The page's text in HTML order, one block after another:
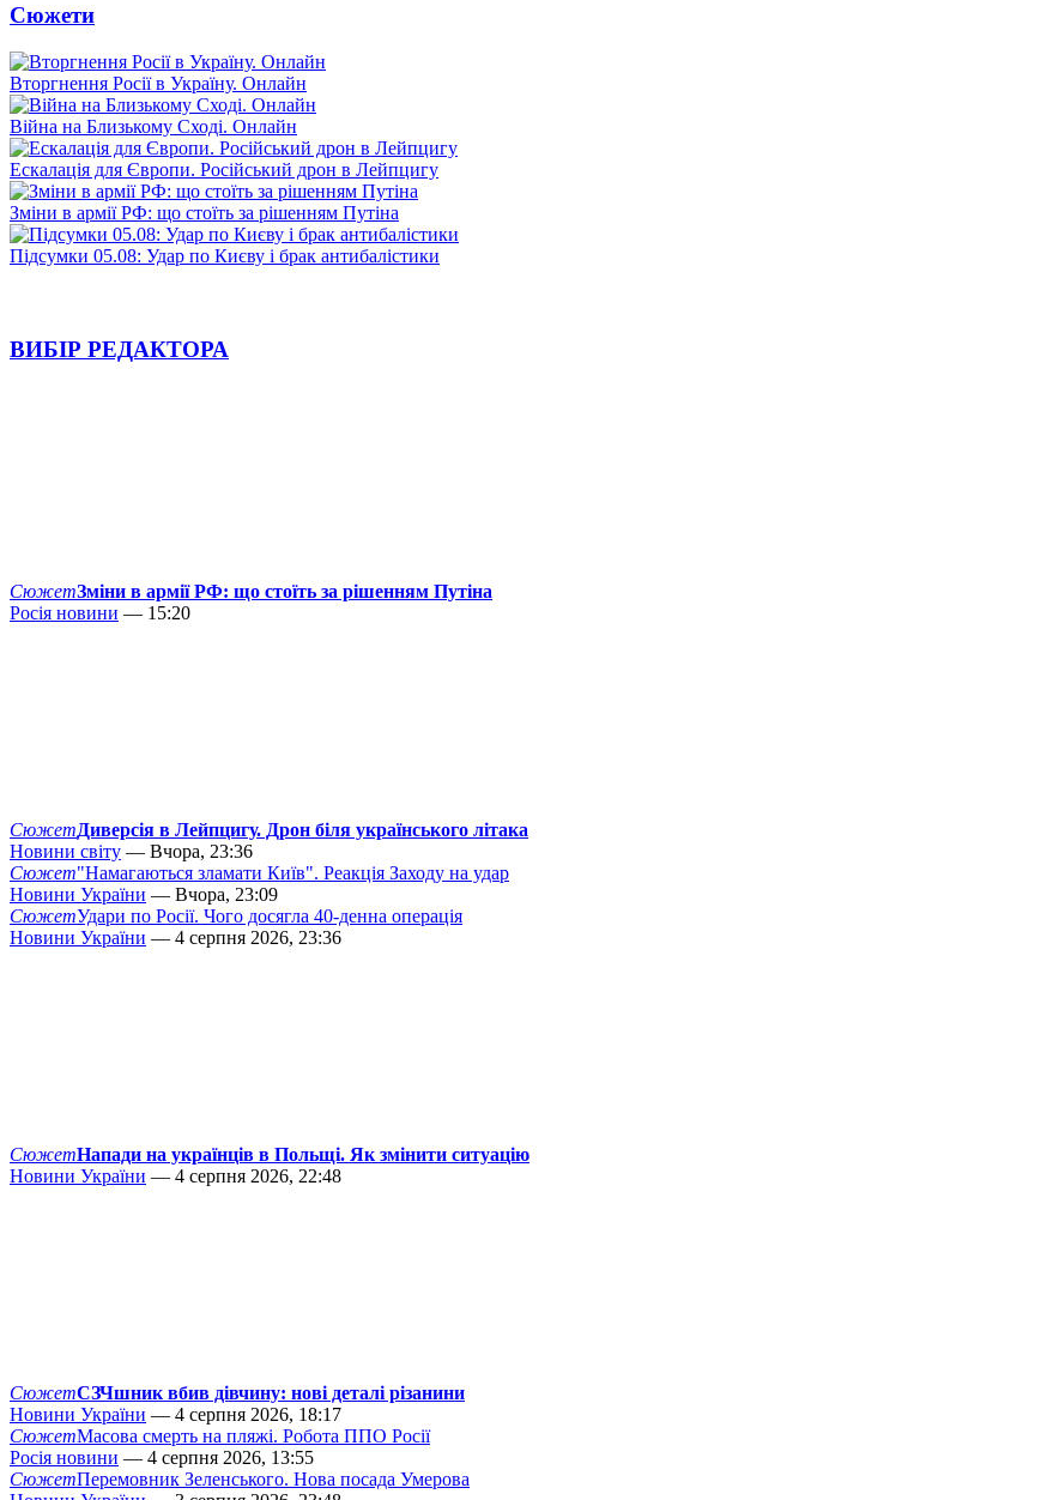
Сюжети
Вторгнення Росії в Україну. Онлайн
Війна на Близькому Сході. Онлайн
Ескалація для Європи. Російський дрон в Лейпцигу
Зміни в армії РФ: що стоїть за рішенням Путіна
Підсумки 05.08: Удар по Києву і брак антибалістики
ВИБІР РЕДАКТОРА
СюжетЗміни в армії РФ: що стоїть за рішенням Путіна
Росія новини — 15:20
СюжетДиверсія в Лейпцигу. Дрон біля українського літака
Новини світу — Вчора, 23:36
Сюжет"Намагаються зламати Київ". Реакція Заходу на удар
Новини України — Вчора, 23:09
СюжетУдари по Росії. Чого досягла 40-денна операція
Новини України — 4 серпня 2026, 23:36
СюжетНапади на українців в Польщі. Як змінити ситуацію
Новини України — 4 серпня 2026, 22:48
СюжетСЗЧшник вбив дівчину: нові деталі різанини
Новини України — 4 серпня 2026, 18:17
СюжетМасова смерть на пляжі. Робота ППО Росії
Росія новини — 4 серпня 2026, 13:55
СюжетПеремовник Зеленського. Нова посада Умерова